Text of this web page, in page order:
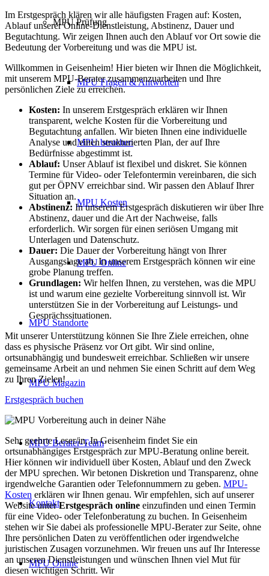
MPU Prüfung
MPU Fragen & Antworten
MPU bestehen
MPU Kosten
MPU Online
MPU Standorte
MPU Magazin
MPU Berater-Team
Kontakt
MPU Online
Im Erstgespräch klären wir alle häufigsten Fragen auf: Kosten,
Ablauf unserer Online-Dienstleistung, Abstinenz, Dauer und
Begutachtung. Wir zeigen Ihnen auch den Ablauf vor Ort sowie die
Bedeutung der Vorbereitung und was die MPU ist.
Willkommen in Geisenheim! Hier bieten wir Ihnen die Möglichkeit,
mit unserem MPU-Berater zusammenzuarbeiten und Ihre
persönlichen Ziele zu erreichen.
Kosten: In unserem Erstgespräch erklären wir Ihnen
transparent, welche Kosten für die Vorbereitung und
Begutachtung anfallen. Wir bieten Ihnen eine individuelle
Analyse und einen strukturierten Plan, der auf Ihre
Bedürfnisse abgestimmt ist.
Ablauf: Unser Ablauf ist flexibel und diskret. Sie können
Termine für Video- oder Telefontermin vereinbaren, die sich
gut per ÖPNV erreichbar sind. Wir passen den Ablauf Ihrer
Situation an.
Abstinenz: In unserem Erstgespräch diskutieren wir über Ihre
Abstinenz, dauer und die Art der Nachweise, falls
erforderlich. Wir sorgen für einen seriösen Umgang mit
Unterlagen und Datenschutz.
Dauer: Die Dauer der Vorbereitung hängt von Ihrer
Ausgangslage ab. In unserem Erstgespräch können wir eine
grobe Planung treffen.
Grundlagen: Wir helfen Ihnen, zu verstehen, was die MPU
ist und warum eine gezielte Vorbereitung sinnvoll ist. Wir
unterstützen Sie in der Vorbereitung auf Leistungs- und
Gesprächssituationen.
Mit unserer Unterstützung können Sie Ihre Ziele erreichen, ohne
dass es physische Präsenz vor Ort gibt. Wir sind online,
ortsunabhängig und bundesweit erreichbar. Schließen wir unsere
gemeinsame Arbeit an und nehmen Sie einen Schritt auf dem Weg
zu Ihren Zielen!
Erstgespräch buchen
Sehr geehrte Leser/in, In Geisenheim findet Sie ein
ortsunabhängiges Erstgespräch zur MPU-Beratung online bereit.
Hier können wir individuell über Kosten, Ablauf und den Zweck
der MPU sprechen. Wir betonen Diskretion und Transparenz, ohne
irgendwelche Garantien oder Telefonnummern zu geben. MPU-
Kosten erklären wir Ihnen genau. Wir empfehlen, sich auf unserer
Website unterErstgespräch online einzufinden und einen Termin
für eine Video- oder Telefonberatung zu buchen. In Geisenheim
stehen wir Sie dabei als professionelle MPU-Berater zur Seite, ohne
Ihre persönlichen Daten zu veröffentlichen oder irgendwelche
juristischen Zusagen vorzunehmen. Wir freuen uns auf Ihr Interesse
an unseren Dienstleistungen und wünschen Ihnen viel Mut für
diesen wichtigen Schritt. Wir